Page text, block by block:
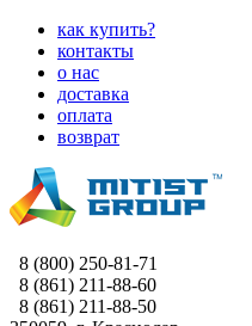
как купить?
контакты
о нас
доставка
оплата
возврат
8 (800) 250-81-71
8 (861) 211-88-60
8 (861) 211-88-50